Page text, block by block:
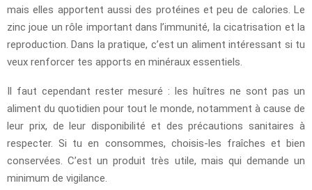
mais elles apportent aussi des protéines et peu de calories. Le
zinc joue un rôle important dans l’immunité, la cicatrisation et la
reproduction. Dans la pratique, c’est un aliment intéressant si tu
veux renforcer tes apports en minéraux essentiels.
Il faut cependant rester mesuré : les huîtres ne sont pas un
aliment du quotidien pour tout le monde, notamment à cause de
leur prix, de leur disponibilité et des précautions sanitaires à
respecter. Si tu en consommes, choisis-les fraîches et bien
conservées. C’est un produit très utile, mais qui demande un
minimum de vigilance.